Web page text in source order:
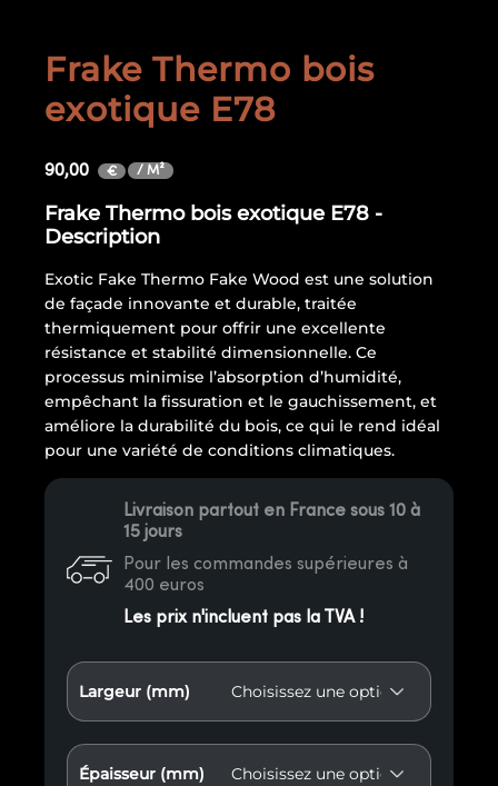
Frake Thermo bois
exotique E78
90,00 € / M²
Frake Thermo bois exotique E78 -
Description
Exotic Fake Thermo Fake Wood est une solution
de façade innovante et durable, traitée
thermiquement pour offrir une excellente
résistance et stabilité dimensionnelle. Ce
processus minimise l’absorption d’humidité,
empêchant la fissuration et le gauchissement, et
améliore la durabilité du bois, ce qui le rend idéal
pour une variété de conditions climatiques.
Livraison partout en France sous 10 à
15 jours
Pour les commandes supérieures à
400 euros
Les prix n'incluent pas la TVA !
Largeur (mm)
Épaisseur (mm)